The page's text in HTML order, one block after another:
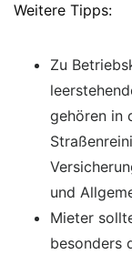
Weitere Tipps:
Zu
gehören in
und
Mieter
besonders